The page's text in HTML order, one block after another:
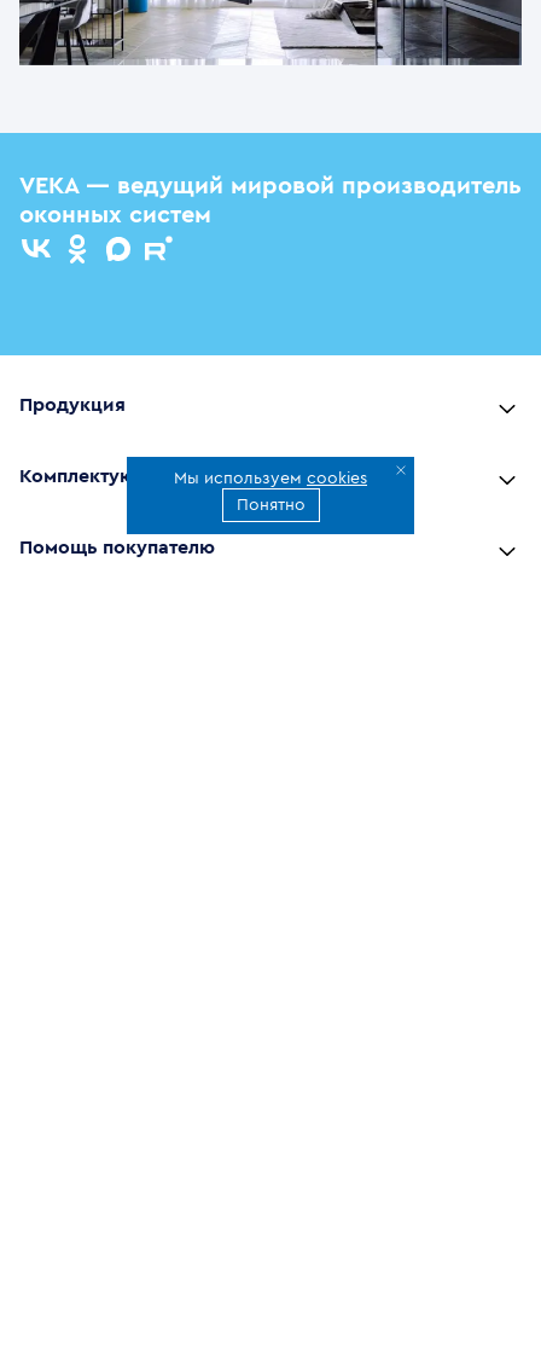
Мы используем cookies
Понятно
VEKA — ведущий мировой производитель
оконных систем
Продукция
Комплектующие
Помощь покупателю